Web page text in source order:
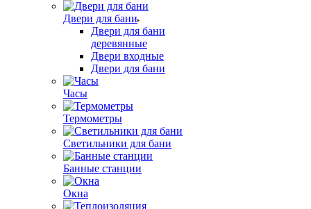
Двери для бани
Двери для бани
деревянные
Двери входные
Двери для бани
Часы
Термометры
Светильники для бани
Банные станции
Окна